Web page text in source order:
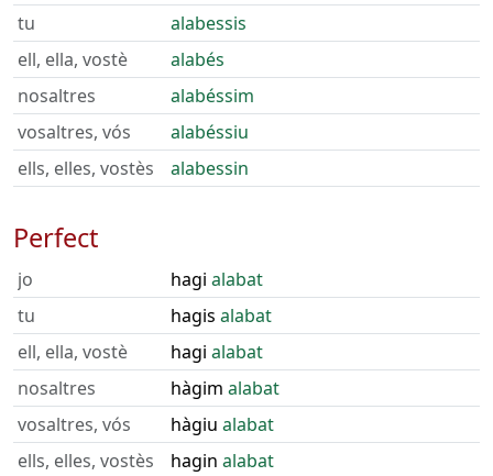
tu
alabessis
ell, ella, vostè
alabés
nosaltres
alabéssim
vosaltres, vós
alabéssiu
ells, elles, vostès
alabessin
Perfect
jo hagi alabat
tu
hagis alabat
ell, ella, vostè
hagi alabat
nosaltres
hàgim alabat
vosaltres, vós
hàgiu alabat
ells, elles, vostès
hagin alabat